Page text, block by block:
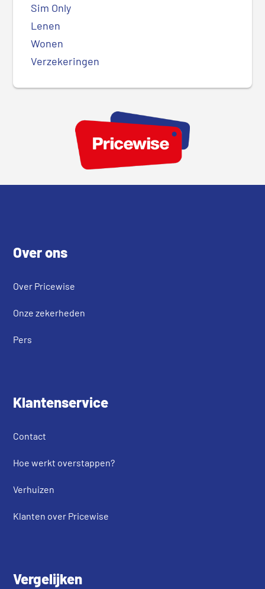
Sim Only
Lenen
Wonen
Verzekeringen
Over ons
Over Pricewise
Onze zekerheden
Pers
Klantenservice
Contact
Hoe werkt overstappen?
Verhuizen
Klanten over Pricewise
Vergelijken